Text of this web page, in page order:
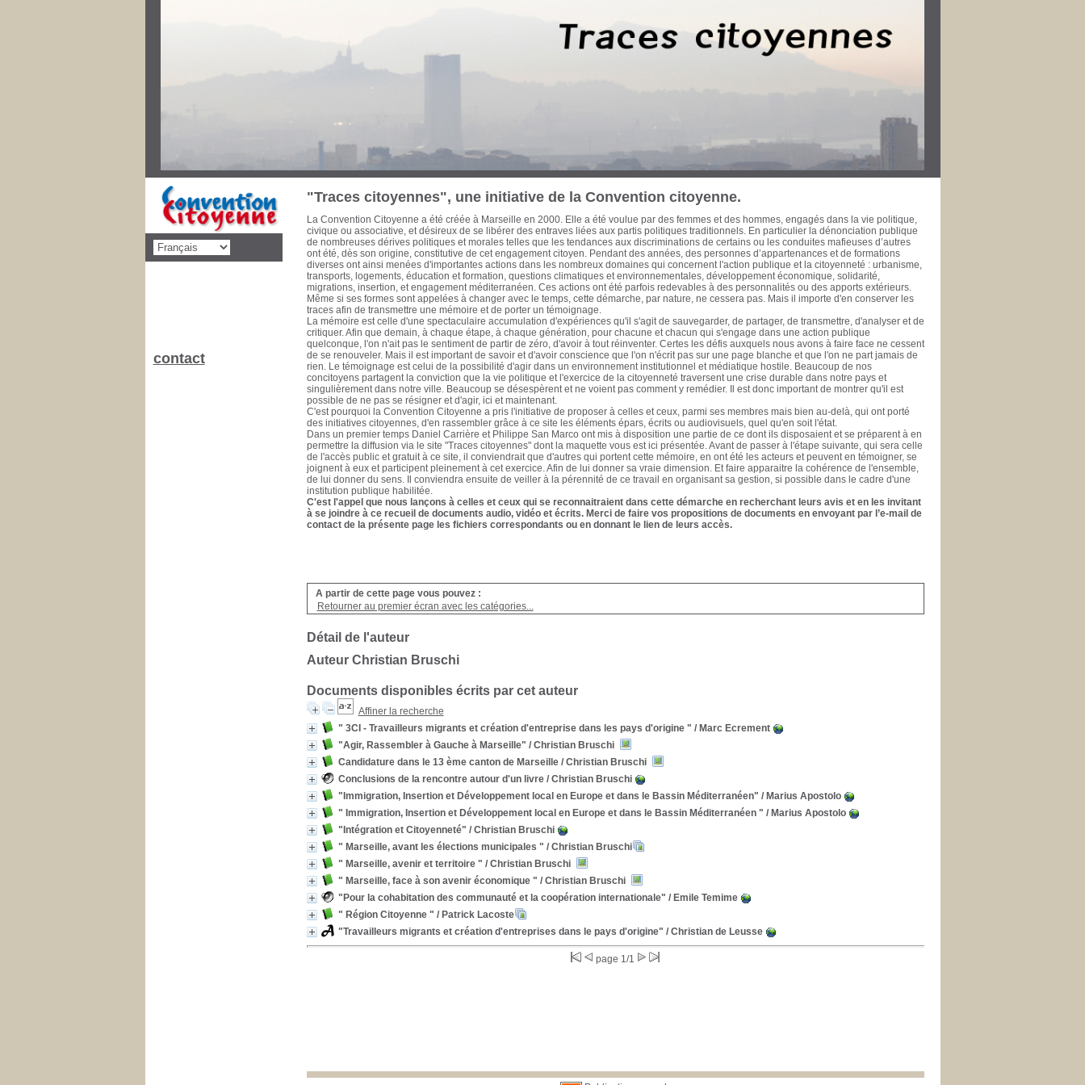
décolonisation et d’une économie mondialisée. Habitat, urbanisme, transports, formation professionnelle, développement économique et
social, éducation et culture, ont ainsi fait l’objet de réflexions, de propositions et d’actions à l’échelle métropolitaine et méditerranéenne. La
dimension politique de ces engagements a été diverse, de nature électorale ou pas. Avant que l’épreuve du temps ne fasse à jamais
disparaître leurs traces, il est apparu urgent d'en collecter la mémoire écrite et audiovisuelle et de la rendre accessible à ceux qui se
pencheront sur notre passé récent pour ouvrir de nouvelles pistes à l'action citoyenne. Cette base de données est une initiative de la
Convention Citoyenne. Sont actuellement proposés au chercheur, historien, politologue, cinéaste, ou simple citoyen, des documents publics
de la Communauté Urbaine Marseille-Provence-Métropole - Elu de Marseille de 1983 à aujourd’hui Député des Bouches du Rhône de 1981
à 1993 Conseiller régional de la Région Provence-Alpes-Côte d’Azur de 1981 à 1986 Secrétaire général de la Ville de Marseille de 1978 à
1981 Il est également, auteur, essayiste et enseignant
A partir de cette page vous pouvez :
Retourner au premier écran avec les catégories...
Détail de l'auteur
Auteur Christian Bruschi
Documents disponibles écrits par cet auteur
Affiner la recherche
" 3CI - Travailleurs migrants et création d'entreprise dans les pays d'origine " / Marc Ecrement
"Agir, Rassembler à Gauche à Marseille" / Christian Bruschi
Candidature dans le 13 ème canton de Marseille/ Christian Bruschi
Conclusions de la rencontre autour d'un livre/ Christian Bruschi
"Immigration, Insertion et Développement local en Europe et dans le Bassin Méditerranéen" / Marius Apostolo
" Immigration, Insertion et Développement local en Europe et dans le Bassin Méditerranéen " / Marius Apostolo
"Intégration et Citoyenneté" / Christian Bruschi
" Marseille, avant les élections municipales " / Christian Bruschi
" Marseille, avenir et territoire " / Christian Bruschi
" Marseille, face à son avenir économique " / Christian Bruschi
"Pour la cohabitation des communauté et la coopération internationale" / Emile Temime
" Région Citoyenne " / Patrick Lacoste
"Travailleurs migrants et création d'entreprises dans le pays d'origine" / Christian de Leusse
page 1/1
"Traces citoyennes", une initiative de la Convention citoyenne.
La Convention Citoyenne a été créée à Marseille en 2000. Elle a été voulue par des femmes et des hommes, engagés dans la vie politique,
civique ou associative, et désireux de se libérer des entraves liées aux partis politiques traditionnels. En particulier la dénonciation publique
de nombreuses dérives politiques et morales telles que les tendances aux discriminations de certains ou les conduites mafieuses d’autres
ont été, dès son origine, constitutive de cet engagement citoyen. Pendant des années, des personnes d’appartenances et de formations
diverses ont ainsi menées d'importantes actions dans les nombreux domaines qui concernent l'action publique et la citoyenneté : urbanisme,
transports, logements, éducation et formation, questions climatiques et environnementales, développement économique, solidarité,
migrations, insertion, et engagement méditerranéen. Ces actions ont été parfois redevables à des personnalités ou des apports extérieurs.
Même si ses formes sont appelées à changer avec le temps, cette démarche, par nature, ne cessera pas. Mais il importe d'en conserver les
traces afin de transmettre une mémoire et de porter un témoignage.
La mémoire est celle d'une spectaculaire accumulation d'expériences qu'il s'agit de sauvegarder, de partager, de transmettre, d'analyser et de
critiquer. Afin que demain, à chaque étape, à chaque génération, pour chacune et chacun qui s'engage dans une action publique
quelconque, l'on n'ait pas le sentiment de partir de zéro, d'avoir à tout réinventer. Certes les défis auxquels nous avons à faire face ne cessent
de se renouveler. Mais il est important de savoir et d'avoir conscience que l'on n'écrit pas sur une page blanche et que l'on ne part jamais de
rien. Le témoignage est celui de la possibilité d'agir dans un environnement institutionnel et médiatique hostile. Beaucoup de nos
concitoyens partagent la conviction que la vie politique et l'exercice de la citoyenneté traversent une crise durable dans notre pays et
singulièrement dans notre ville. Beaucoup se désespèrent et ne voient pas comment y remédier. Il est donc important de montrer qu'il est
possible de ne pas se résigner et d'agir, ici et maintenant.
C'est pourquoi la Convention Citoyenne a pris l'initiative de proposer à celles et ceux, parmi ses membres mais bien au-delà, qui ont porté
des initiatives citoyennes, d'en rassembler grâce à ce site les éléments épars, écrits ou audiovisuels, quel qu'en soit l'état.
Dans un premier temps Daniel Carrière et Philippe San Marco ont mis à disposition une partie de ce dont ils disposaient et se préparent à en
permettre la diffusion via le site "Traces citoyennes" dont la maquette vous est ici présentée. Avant de passer à l'étape suivante, qui sera celle
de l'accès public et gratuit à ce site, il conviendrait que d'autres qui portent cette mémoire, en ont été les acteurs et peuvent en témoigner, se
joignent à eux et participent pleinement à cet exercice. Afin de lui donner sa vraie dimension. Et faire apparaitre la cohérence de l'ensemble,
de lui donner du sens. Il conviendra ensuite de veiller à la pérennité de ce travail en organisant sa gestion, si possible dans le cadre d'une
institution publique habilitée.
C'est l'appel que nous lançons à celles et ceux qui se reconnaitraient dans cette démarche en recherchant leurs avis et en les invitant
à se joindre à ce recueil de documents audio, vidéo et écrits. Merci de faire vos propositions de documents en envoyant par l’e-mail de
contact de la présente page les fichiers correspondants ou en donnant le lien de leurs accès.